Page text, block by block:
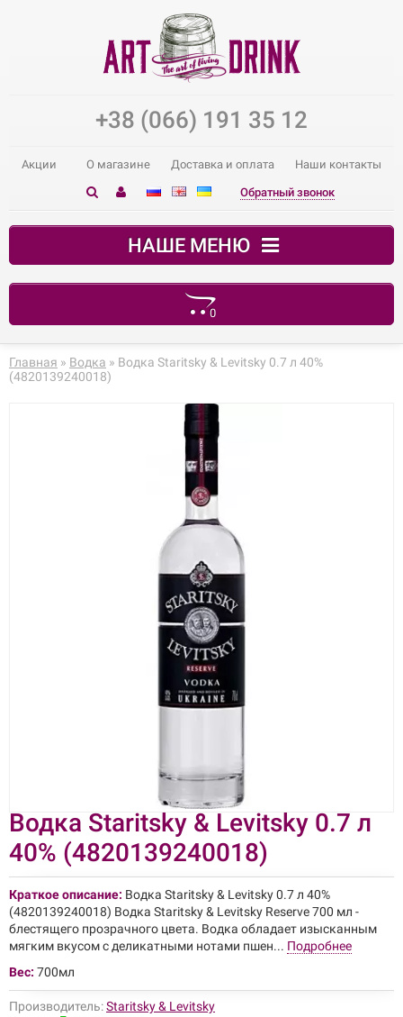
+38 (066) 191 35 12
Акции О магазине Доставка и оплата Наши контакты
Обратный звонок
НАШЕ МЕНЮ
0
В корзине пусто!
Главная » Водка » Водка Staritsky & Levitsky 0.7 л 40%
(4820139240018)
Водка Staritsky & Levitsky 0.7 л
40% (4820139240018)
Краткое описание: Водка Staritsky & Levitsky 0.7 л 40%
(4820139240018) Водка Staritsky & Levitsky Reserve 700 мл -
блестящего прозрачного цвета. Водка обладает изысканным
мягким вкусом с деликатными нотами пшен... Подробнее
Вес: 700мл
Производитель:Staritsky & Levitsky